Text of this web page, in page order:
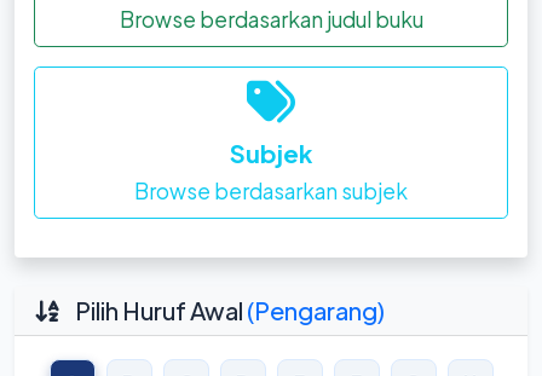
Browse berdasarkan judul buku
Subjek
Browse berdasarkan subjek
Pilih Huruf Awal (Pengarang)